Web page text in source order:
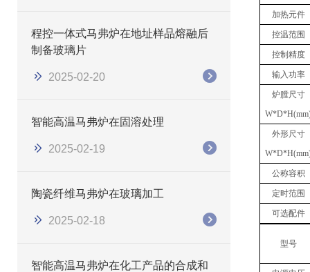
程控一体式马弗炉在地址样品熔融后
制备玻璃片
2025-02-20
智能高温马弗炉在固溶处理
2025-02-19
陶瓷纤维马弗炉在玻璃加工
2025-02-18
智能高温马弗炉在化工产品的合成和
加热元件
控温范围
控制精度
输入功率
炉膛尺寸
外形尺寸
公称容积
定时范围
可选配件
型号